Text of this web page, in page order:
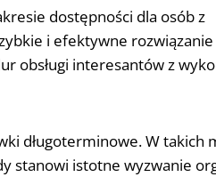
dostępności dla osób z
i efektywne
obsługi interesantów z
długoterminowe. W takich
stanowi istotne wyzwanie